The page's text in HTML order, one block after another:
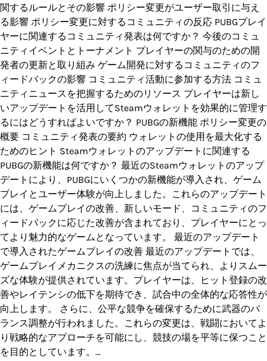
関するルールとその影響 ポリシー変更がユーザー取引に与え
る影響 ポリシー変更に対するコミュニティの反応 PUBGプレイ
ヤーに関連するコミュニティ発表は何ですか？ 今後のコミュ
ニティイベントとトーナメント プレイヤーの関与のための開
発者の更新と取り組み ゲーム開発に対するコミュニティのフ
ィードバックの影響 コミュニティ活動に参加する方法 コミュ
ニティニュースを把握するためのリソース プレイヤーは新し
いアップデートを活用してSteamウォレットを効果的に管理す
るにはどうすればよいですか？ PUBGの新機能 ポリシー変更の
概要 コミュニティ発表の要約 ウォレットの使用を最大化する
ためのヒント Steamウォレットのアップデートに関連する
PUBGの新機能は何ですか？ 最近のSteamウォレットのアップ
デートにより、PUBGにいくつかの新機能が導入され、ゲーム
プレイとユーザー体験が向上しました。これらのアップデート
には、ゲームプレイの改善、新しいモード、コミュニティのフ
ィードバックに応じた改善が含まれており、プレイヤーにとっ
てより魅力的なゲームとなっています。 最近のアップデート
で導入されたゲームプレイの改善 最近のアップデートでは、
ゲームプレイメカニクスの洗練に焦点が当てられ、よりスムー
ズな体験が提供されています。プレイヤーは、ヒット登録の改
善やレイテンシの低下を期待でき、試合中の全体的な応答性が
向上します。 さらに、公平な競争を確保するために武器のバ
ランス調整が行われました。これらの変更は、戦闘においてよ
り戦略的なアプローチを可能にし、競技の場を平等に保つこと
を目的としています。…